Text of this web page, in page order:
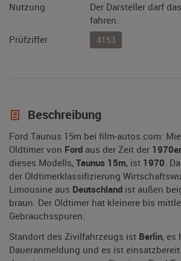
Nutzung
Der Darsteller darf
fahren.
Prüfziffer
4153
Beschreibung
Ford Taunus 15m bei film-autos.com:
Oldtimer von Ford aus der Zeit der
dieses Modells, Taunus 15m, ist 1970.
der Oldtimerklassifizierung
Limousine aus Deutschland ist außen
braun. Der Oldtimer hat kleinere bis
Gebrauchsspuren.
Standort des Zivilfahrzeugs ist Berlin, es
Daueranmeldung und es ist